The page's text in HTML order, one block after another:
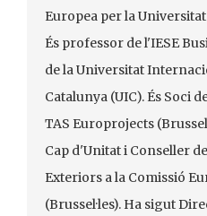
Europea per la Universitat
És professor de l'IESE
de la Universitat
Catalunya (UIC). És Soci
TASEuroprojects
Cap d'Unitat i Conseller
Exteriors a la Comissió
(Brussel·les). Ha sigut